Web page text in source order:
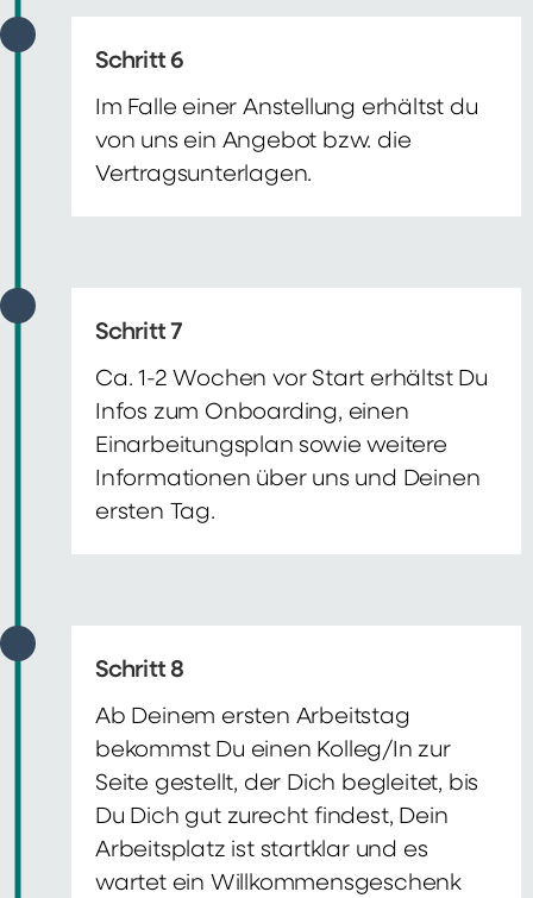
Schritt 6
Im Falle einer Anstellung erhältst du
von uns ein Angebot bzw. die
Vertragsunterlagen.
Schritt 7
Ca. 1-2 Wochen vor Start erhältst Du
Infos zum Onboarding, einen
Einarbeitungsplan sowie weitere
Informationen über uns und Deinen
ersten Tag.
Schritt 8
Ab Deinem ersten Arbeitstag
bekommst Du einen Kolleg/In zur
Seite gestellt, der Dich begleitet, bis
Du Dich gut zurecht findest, Dein
Arbeitsplatz ist startklar und es
wartet ein Willkommensgeschenk